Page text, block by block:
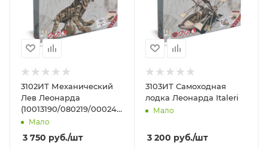
3102ИТ Механический
Лев Леонарда
(10013190/080219/0002412,
ИТАЛИЯ) Italeri
Мало
3 750 руб./шт
3103ИТ Самоходная
лодка Леонарда Italeri
Мало
3 200 руб./шт